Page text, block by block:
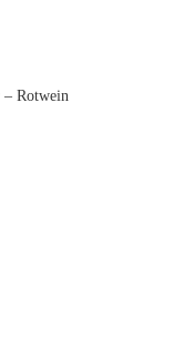
– Rotwein